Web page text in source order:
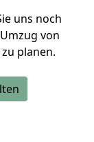
uns noch
von
planen.